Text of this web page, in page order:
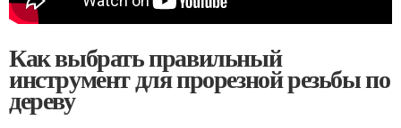
Как выбрать правильный
инструмент для прорезной резьбы по
дереву